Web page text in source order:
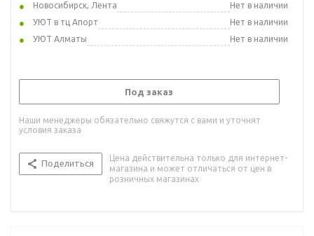
Новосибирск, Лента
Нет в наличии
УЮТ в тц Апорт
Нет в наличии
УЮТ Алматы
Нет в наличии
Под заказ
Наши менеджеры обязательно свяжутся с вами и уточнят
условия заказа
Поделиться
Цена действительна только для интернет-
магазина и может отличаться от цен в
розничных магазинах